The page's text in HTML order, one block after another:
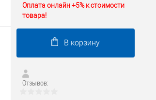
Оплата онлайн +5% к стоимости
товара!
В корзину
Отзывов: